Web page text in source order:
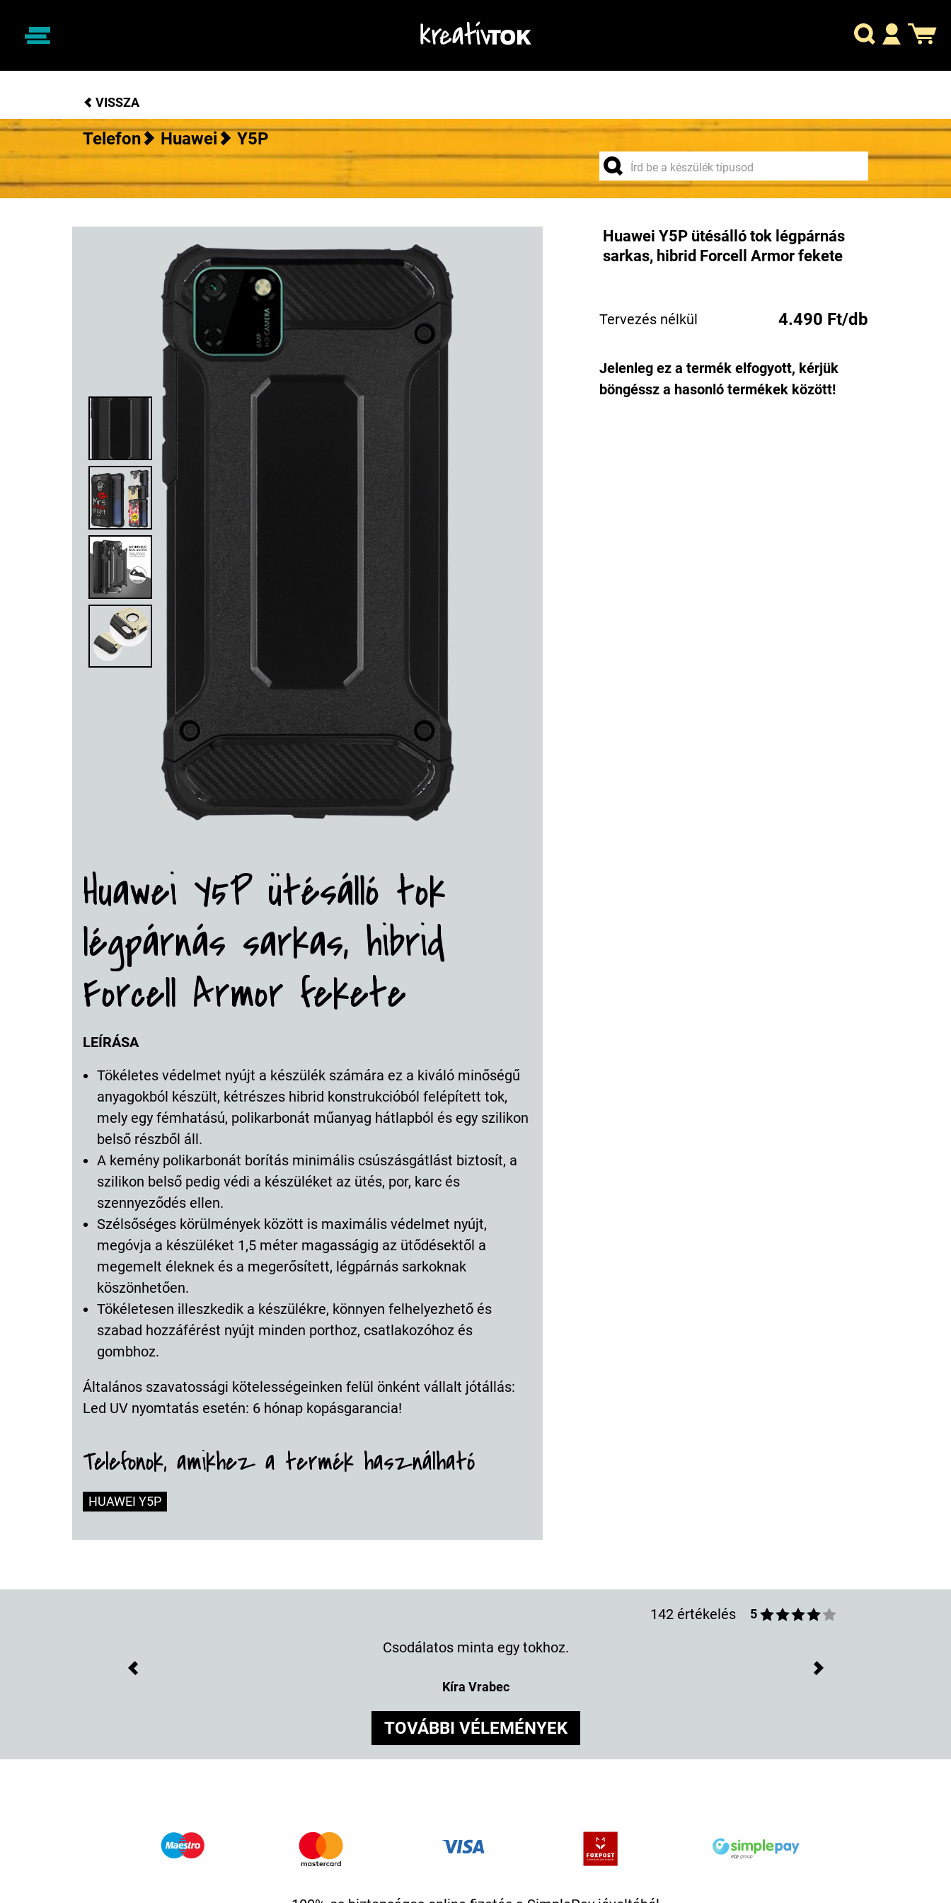
VISSZA
Telefon Huawei Y5P
Huawei Y5P ütésálló tok
légpárnás sarkas, hibrid
Forcell Armor fekete
LEÍRÁSA
Tökéletes védelmet nyújt a készülék számára ez a kiváló minőségű
anyagokból készült, kétrészes hibrid konstrukcióból felépített tok,
mely egy fémhatású, polikarbonát műanyag hátlapból és egy szilikon
belső részből áll.
A kemény polikarbonát borítás minimális csúszásgátlást biztosít, a
szilikon belső pedig védi a készüléket az ütés, por, karc és
szennyeződés ellen.
Szélsőséges körülmények között is maximális védelmet nyújt,
megóvja a készüléket 1,5 méter magasságig az ütődésektől a
megemelt éleknek és a megerősített, légpárnás sarkoknak
köszönhetően.
Tökéletesen illeszkedik a készülékre, könnyen felhelyezhető és
szabad hozzáférést nyújt minden porthoz, csatlakozóhoz és
gombhoz.
Általános szavatossági kötelességeinken felül önként vállalt jótállás:
Led UV nyomtatás esetén: 6 hónap kopásgarancia!
Telefonok, amikhez a termék használható
HUAWEI Y5P
Huawei Y5P ütésálló tok légpárnás
sarkas, hibrid Forcell Armor fekete
Tervezés nélkül 4.490 Ft/db
Jelenleg ez a termék elfogyott, kérjük
böngéssz a hasonló termékek között!
142 értékelés 5
Csodálatos minta egy tokhoz.
Kíra Vrabec
Previous Next
TOVÁBBI VÉLEMÉNYEK